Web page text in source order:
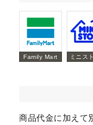
Family Mart ミニス
商品代金に加えて